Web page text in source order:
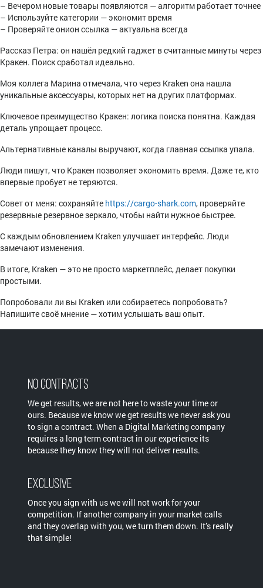
– Вечером новые товары появляются — алгоритм работает точнее
– Используйте категории — экономит время
– Проверяйте онион ссылка — актуальна всегда
Рассказ Петра: он нашёл редкий гаджет в считанные минуты через
Кракен. Поиск сработал идеально.
Моя коллега Марина отмечала, что через Kraken она нашла
уникальные аксессуары, которых нет на других платформах.
Ключевое преимущество Кракен: логика поиска понятна. Каждая
деталь упрощает процесс.
Альтернативные каналы выручают, когда главная ссылка упала.
Люди пишут, что Кракен позволяет экономить время. Даже те, кто
впервые пробует не теряются.
Совет от меня: сохраняйте https://cargo-shark.com, проверяйте
резервные резервное зеркало, чтобы найти нужное быстрее.
С каждым обновлением Kraken улучшает интерфейс. Люди
замечают изменения.
В итоге, Kraken — это не просто маркетплейс, делает покупки
простыми.
Попробовали ли вы Kraken или собираетесь попробовать?
Напишите своё мнение — хотим услышать ваш опыт.
No Contracts
We get results, we are not here to waste your time or
ours. Because we know we get results we never ask you
to sign a contract. When a Digital Marketing company
requires a long term contract in our experience its
because they know they will not deliver results.
Exclusive
Once you sign with us we will not work for your
competition. If another company in your market calls
and they overlap with you, we turn them down. It’s really
that simple!